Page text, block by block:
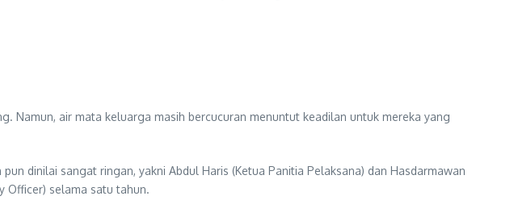
Namun, air mata keluarga masih bercucuran menuntut keadilan untuk mereka yang
dinilai sangat ringan, yakni Abdul Haris (Ketua Panitia Pelaksana) dan Hasdarmawan
Officer) selama satu tahun.